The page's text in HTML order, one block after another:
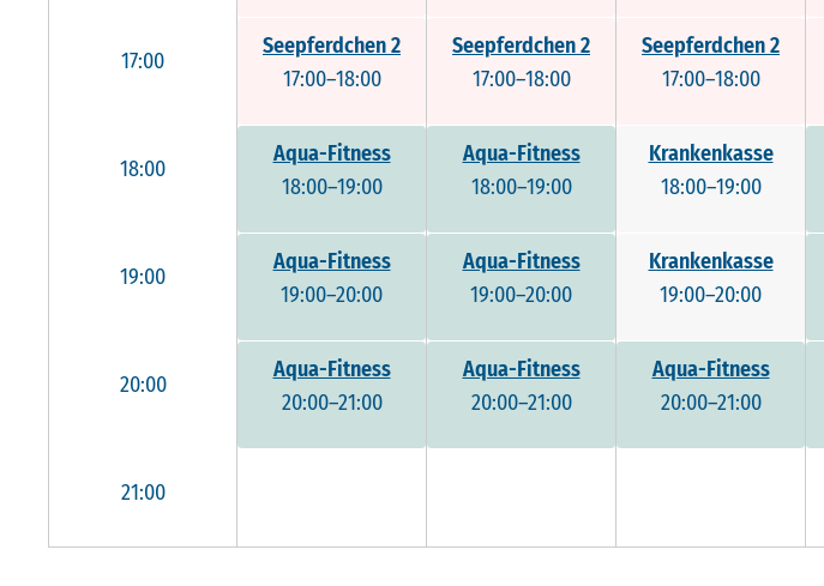
17:00
18:00
19:00
20:00
21:00
Seepferdchen 2
17:00–18:00
Aqua-Fitness
18:00–19:00
Aqua-Fitness
19:00–20:00
Aqua-Fitness
20:00–21:00
Seepferdchen 2
17:00–18:00
Aqua-Fitness
18:00–19:00
Aqua-Fitness
19:00–20:00
Aqua-Fitness
20:00–21:00
Seepferdchen 2
17:00–18:00
Krankenkasse
18:00–19:00
Krankenkasse
19:00–20:00
Aqua-Fitness
20:00–21:00